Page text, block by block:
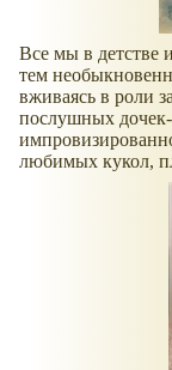
Все мы в детстве
тем
вживаясь в роли
послушных
любимых кукол,